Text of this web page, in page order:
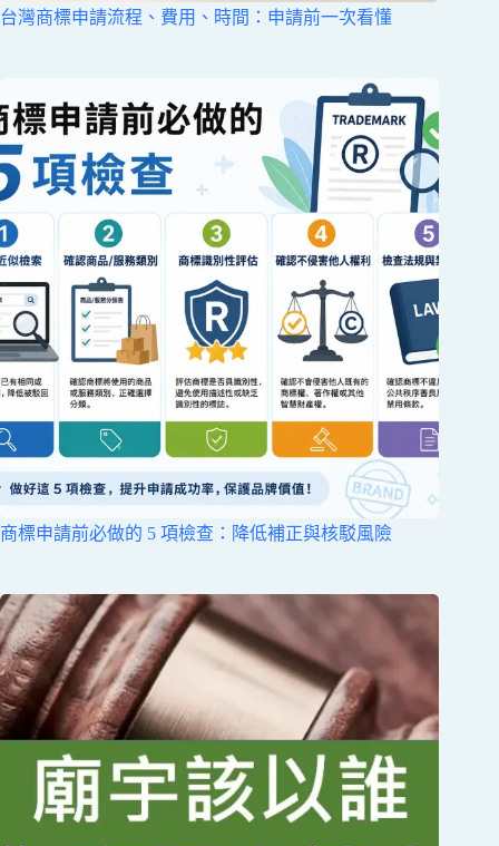
台灣商標申請流程、費用、時間：申請前一次看懂
商標申請前必做的 5 項檢查：降低補正與核駁風險